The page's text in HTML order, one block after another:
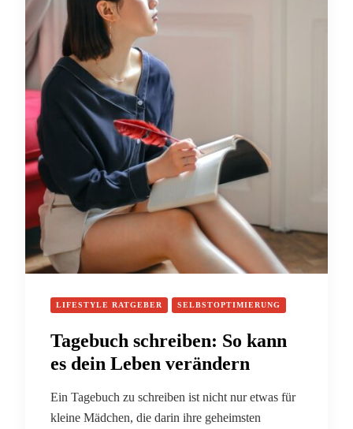
LIFESTYLE RATGEBER SELBSTOPTIMIERUNG
Tagebuch schreiben: So kann
es dein Leben verändern
Ein Tagebuch zu schreiben ist nicht nur etwas für
kleine Mädchen, die darin ihre geheimsten